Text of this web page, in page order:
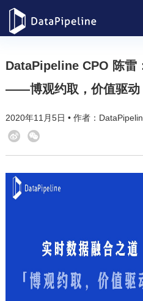
DataPipeline CPO 陈雷
——博观约取，价值驱动
2020年11月5日 • 作者：